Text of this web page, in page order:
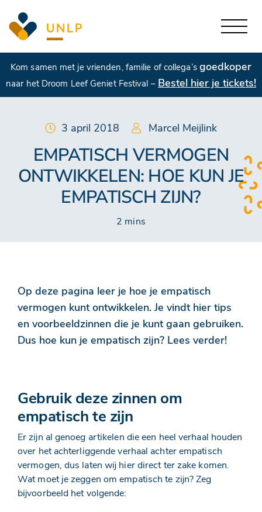
Kom samen met je vrienden, familie of collega’s goedkoper
naar het Droom Leef Geniet Festival – Bestel hier je tickets!
3 april 2018 Marcel Meijlink
EMPATISCH VERMOGEN
ONTWIKKELEN: HOE KUN JE
EMPATISCH ZIJN?
2 mins
Op deze pagina leer je hoe je empatisch
vermogen kunt ontwikkelen. Je vindt hier tips
en voorbeeldzinnen die je kunt gaan gebruiken.
Dus hoe kun je empatisch zijn? Lees verder!
Gebruik deze zinnen om
empatisch te zijn
Er zijn al genoeg artikelen die een heel verhaal houden
over het achterliggende verhaal achter empatisch
vermogen, dus laten wij hier direct ter zake komen.
Wat moet je zeggen om empatisch te zijn? Zeg
bijvoorbeeld het volgende: